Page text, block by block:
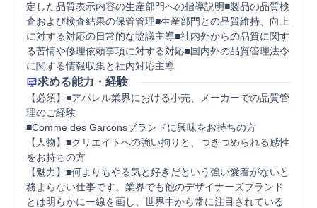
定した品質表示内容の生産部門への指導説明■製品の品質検
査および検査結果の保管管理■生産部門との品質維持、向上
に対する対応の日常的な協議主導■社内外からの品質に関す
る苦情や修理依頼事項に対する対応■国内外の品質管理法令
に関する情報収集と社内対応主導
求める能力・経験
【必須】■アパレル業界における小売、メーカーでの品質管
理のご経験
■Comme des Garconsブランドに興味をお持ちの方
【人物】■クリエイトへの強い拘りと、つきつめられる感性
をお持ちの方
【魅力】■何よりもやる気と好きだという強い愛着がないと
務まらない仕事です。業界でも他のデザイナーズブランド
とは明らかに一線を画し、世界中から常に注目されている